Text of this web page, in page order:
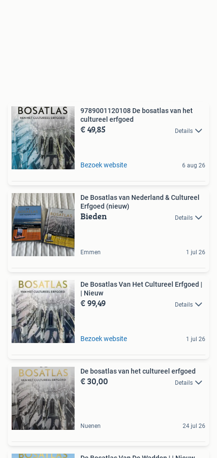
9789001120108 De bosatlas van het
cultureel erfgoed
€ 49,85 Details
Bezoek website 6 aug 26
De Bosatlas van Nederland & Cultureel
Erfgoed (nieuw)
Bieden Details
Emmen 1 jul 26
De Bosatlas Van Het Cultureel Erfgoed |
| Nieuw
€ 99,49 Details
Bezoek website 1 jul 26
De bosatlas van het cultureel erfgoed
€ 30,00 Details
Nuenen 24 jul 26